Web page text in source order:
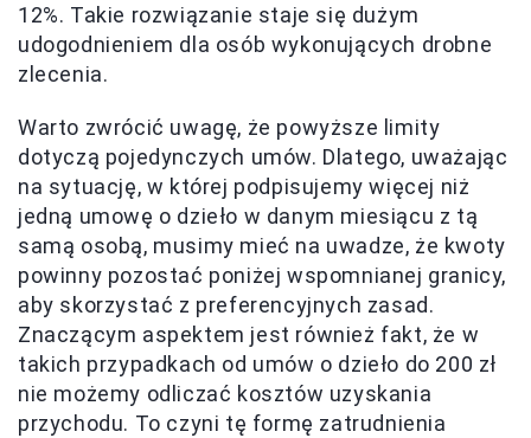
12%. Takie rozwiązanie staje się dużym
udogodnieniem dla osób wykonujących drobne
zlecenia.
Warto zwrócić uwagę, że powyższe limity
dotyczą pojedynczych umów. Dlatego, uważając
na sytuację, w której podpisujemy więcej niż
jedną umowę o dzieło w danym miesiącu z tą
samą osobą, musimy mieć na uwadze, że kwoty
powinny pozostać poniżej wspomnianej granicy,
aby skorzystać z preferencyjnych zasad.
Znaczącym aspektem jest również fakt, że w
takich przypadkach od umów o dzieło do 200 zł
nie możemy odliczać kosztów uzyskania
przychodu. To czyni tę formę zatrudnienia